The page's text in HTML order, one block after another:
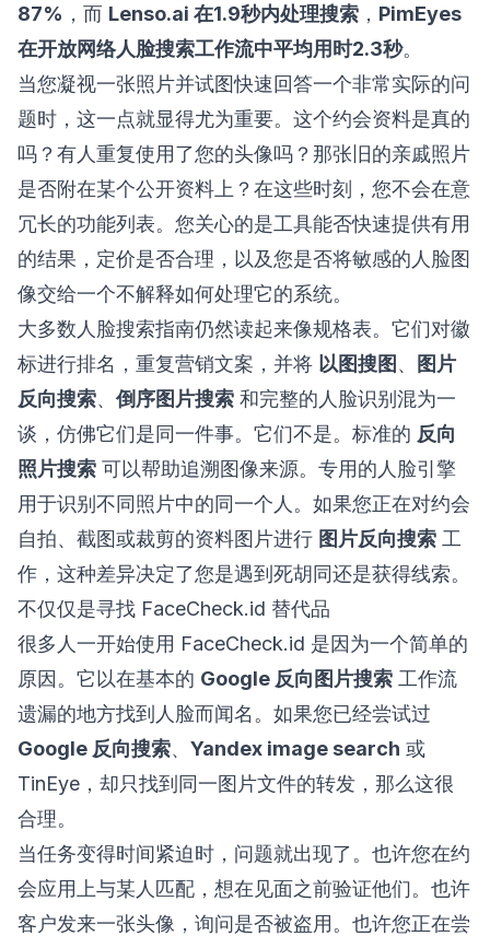
87% ，而 Lenso.ai 在1.9秒内处理搜索 ， PimEyes
在开放网络人脸搜索工作流中平均用时2.3秒。
当您凝视一张照片并试图快速回答一个非常实际的问
题时，这一点就显得尤为重要。这个约会资料是真的
吗？有人重复使用了您的头像吗？那张旧的亲戚照片
是否附在某个公开资料上？在这些时刻，您不会在意
冗长的功能列表。您关心的是工具能否快速提供有用
的结果，定价是否合理，以及您是否将敏感的人脸图
像交给一个不解释如何处理它的系统。
大多数人脸搜索指南仍然读起来像规格表。它们对徽
标进行排名，重复营销文案，并将 以图搜图 、
图片
反向搜索、 倒序图片搜索 和完整的人脸识别混为一
谈，仿佛它们是同一件事。它们不是。标准的 反向
照片搜索 可以帮助追溯图像来源。专用的人脸引擎
用于识别不同照片中的同一个人。如果您正在对约会
自拍、截图或裁剪的资料图片进行 图片反向搜索 工
作，这种差异决定了您是遇到死胡同还是获得线索。
不仅仅是寻找 FaceCheck.id 替代品
很多人一开始使用 FaceCheck.id 是因为一个简单的
原因。它以在基本的 Google 反向图片搜索 工作流
遗漏的地方找到人脸而闻名。如果您已经尝试过
Google 反向搜索、 Yandex image search 或
TinEye，却只找到同一图片文件的转发，那么这很
合理。
当任务变得时间紧迫时，问题就出现了。也许您在约
会应用上与某人匹配，想在见面之前验证他们。也许
客户发来一张头像，询问是否被盗用。也许您正在尝